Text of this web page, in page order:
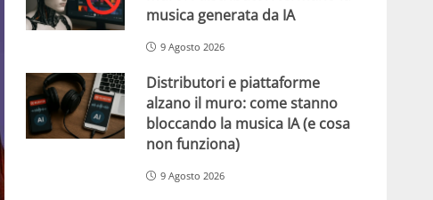
musica generata da IA
9 Agosto 2026
Distributori e piattaforme
alzano il muro: come stanno
bloccando la musica IA (e cosa
non funziona)
9 Agosto 2026